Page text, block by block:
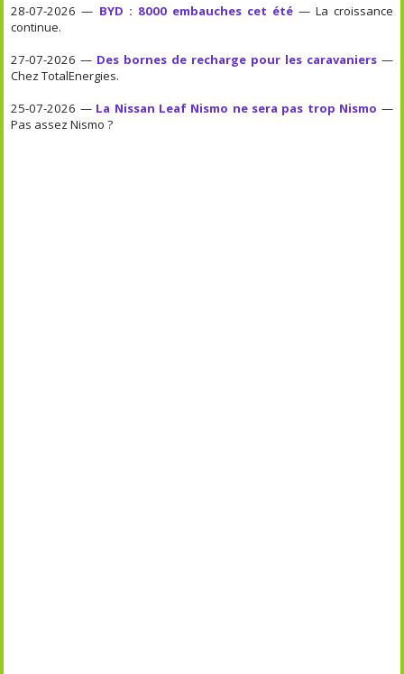
28-07-2026 — BYD : 8000 embauches cet été— La croissance
continue.
27-07-2026 — Des bornes de recharge pour les caravaniers—
Chez TotalEnergies.
25-07-2026 — La Nissan Leaf Nismo ne sera pas trop Nismo —
Pas assez Nismo ?